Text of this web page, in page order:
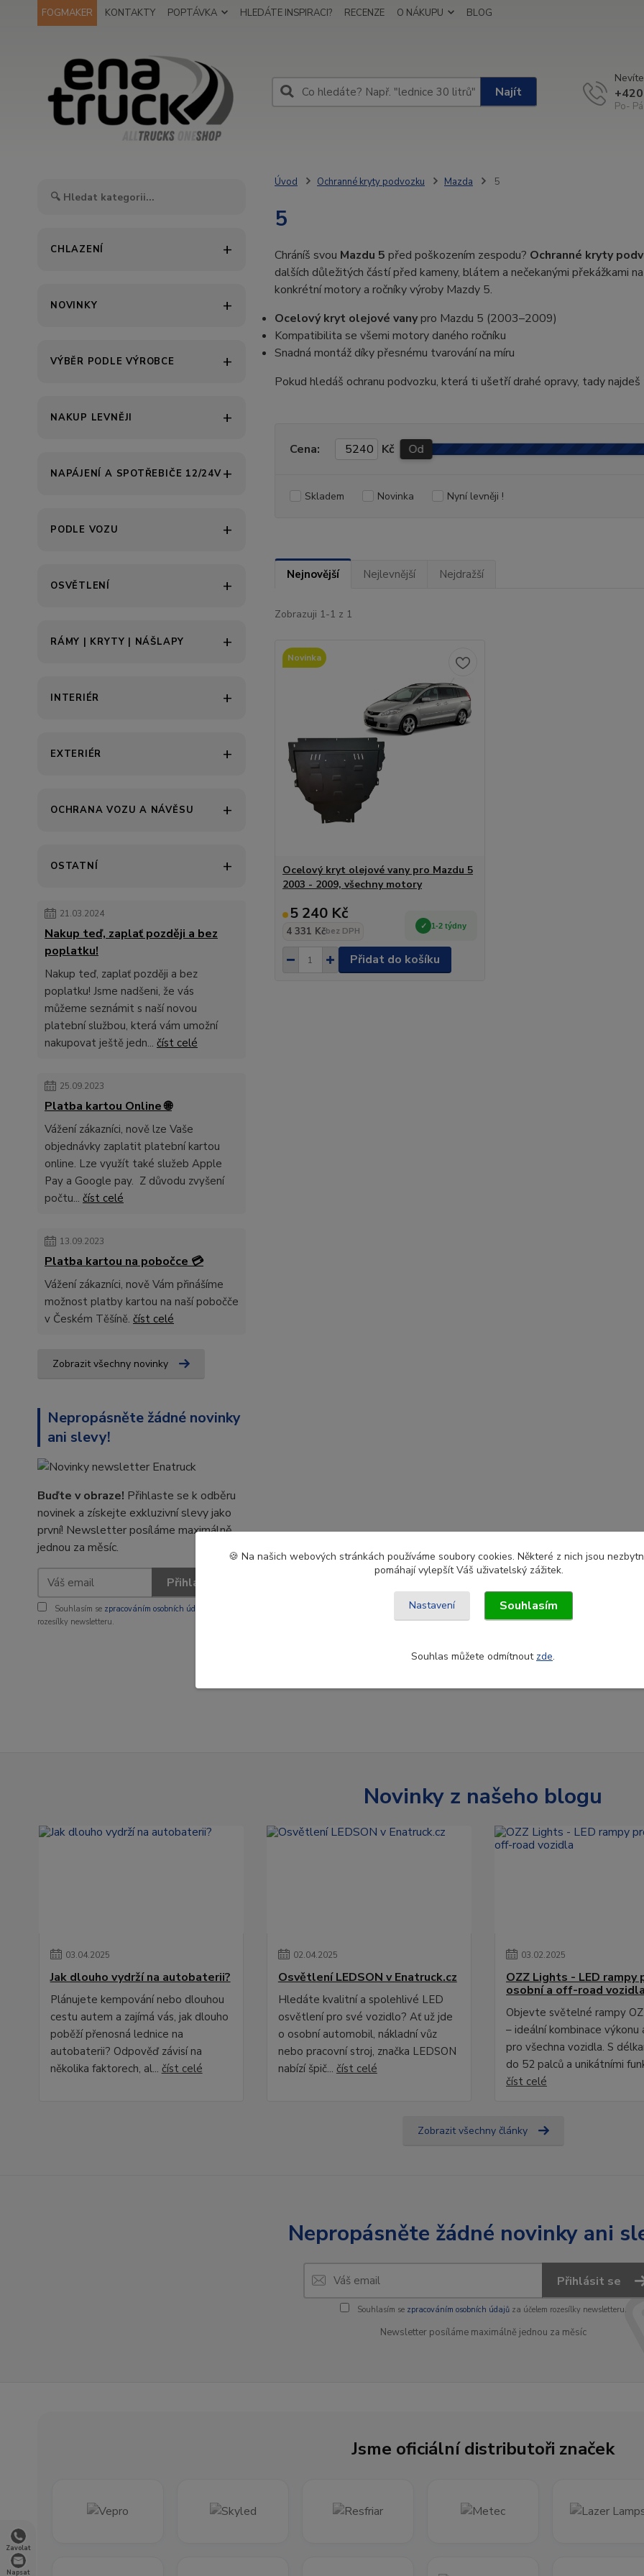
Zavolat
Napsat
FOGMAKER KONTAKTY POPTÁVKA HLEDÁTE INSPIRACI? RECENZE O NÁKUPU BLOG
Najít
Po-
CHLAZENÍ
NOVINKY
VÝBĚR PODLE VÝROBCE
NAKUP LEVNĚJI
NAPÁJENÍ A SPOTŘEBIČE 12/24V
PODLE VOZU
OSVĚTLENÍ
RÁMY | KRYTY | NÁŠLAPY
INTERIÉR
EXTERIÉR
OCHRANA VOZU A NÁVĚSU
OSTATNÍ
21.03.2024
Nakup teď, zaplať později a bez
poplatku!
Nakup teď, zaplať později a bez
poplatku! Jsme nadšeni, že vás
můžeme seznámit s naší novou
platební službou, která vám umožní
nakupovat ještě jedn... číst celé
25.09.2023
Platba kartou Online 🌐
Vážení zákazníci, nově lze Vaše
objednávky zaplatit platební kartou
online. Lze využít také služeb Apple
Pay a Google pay. Z důvodu zvyšení
počtu... číst celé
13.09.2023
Platba kartou na pobočce 💳
Vážení zákazníci, nově Vám přinášíme
možnost platby kartou na naší pobočče
v Českém Těšíně. číst celé
Zobrazit všechny novinky
Nepropásněte žádné novinky
ani slevy!
Buďte v obraze! Přihlaste se k odběru
novinek a získejte exkluzivní slevy jako
první! Newsletter posíláme maximálně
jednou za měsíc.
Přihlásit se
Souhlasím se zpracováním osobních údajů
rozesílky newsletteru.
Úvod Ochranné kryty podvozku Mazda 5
5
Chráníš svou Mazdu 5 před poškozením zespodu? Ochranné kryty
dalších důležitých částí před kameny, blátem a nečekanými překážkami
konkrétní motory a ročníky výroby Mazdy 5.
Ocelový kryt olejové vanypro Mazdu 5 (2003–2009)
Kompatibilita se všemi motory daného ročníku
Snadná montáž díky přesnému tvarování na míru
Pokud hledáš ochranu podvozku, která ti ušetří drahé opravy, tady
Cena: Kč Od
Skladem Novinka Nyní levněji !
Nejnovější Nejlevnější Nejdražší
Zobrazuji 1-1 z 1
Novinka
Ocelový kryt olejové vany pro Mazdu 5
2003 - 2009, všechny motory
5 240 Kč
4 331 Kčbez DPH
1-2 týdny
Přidat do košíku
Novinky z našeho blogu
03.04.2025
Jak dlouho vydrží na autobaterii?
Plánujete kempování nebo dlouhou
cestu autem a zajímá vás, jak dlouho
poběží přenosná lednice na
autobaterii? Odpověď závisí na
několika faktorech, al... číst celé
02.04.2025
Osvětlení LEDSON v Enatruck.cz
Hledáte kvalitní a spolehlivé LED
osvětlení pro své vozidlo? Ať už jde
o osobní automobil, nákladní vůz
nebo pracovní stroj, značka LEDSON
nabízí špič... číst celé
03.02.2025
OZZ Lights - LED rampy
osobní a off-road vozidla
Objevte světelné rampy
– ideální kombinace výkonu
pro všechna vozidla. S
do 52 palců a unikátními
číst celé
Zobrazit všechny články
Nepropásněte žádné novinky ani
Přihlásit se
Souhlasím se zpracováním osobních údajůza účelem rozesílky newsletteru.
Newsletter posíláme maximálně jednou za měsíc
Jsme oficiální distributoři značek
🍪 Na našich webových stránkách používáme soubory cookies. Některé z nich jsou
pomáhají vylepšít Váš uživatelský zážitek.
Nastavení Souhlasím
Souhlas můžete odmítnout zde.